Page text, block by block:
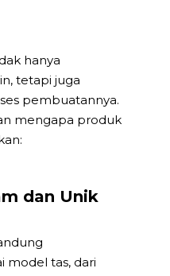
hanya
tetapi juga
pembuatannya.
mengapa produk
dan Unik
model tas, dari